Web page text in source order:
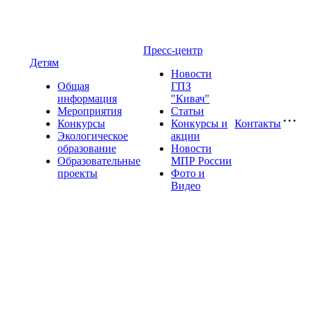
Детям
Общая
информация
Мероприятия
Конкурсы
Экологическое
образование
Образовательные
проекты
Пресс-центр
Новости
ГПЗ
"Кивач"
Статьи
Конкурсы и
акции
Новости
МПР России
Фото и
Видео
Контакты